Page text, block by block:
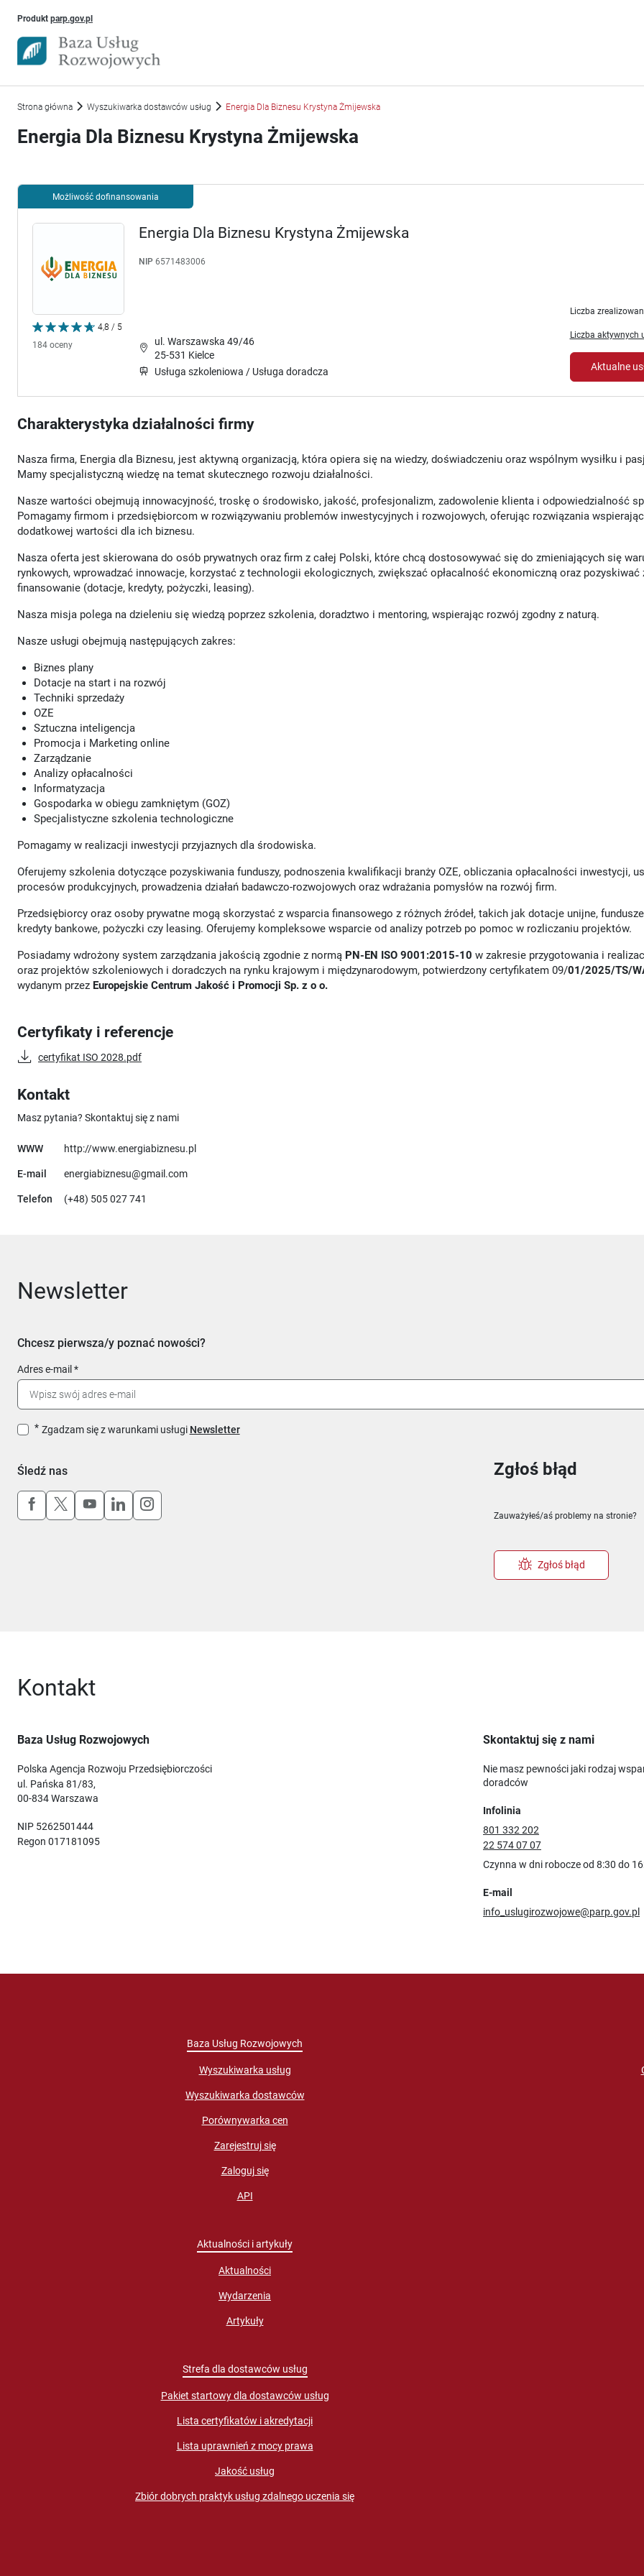
Produkt parp.gov.plUwaga, link otworzy się w nowym oknie
Strona główna Wyszukiwarka dostawców usług Energia Dla Biznesu Krystyna Żmijewska
Energia Dla Biznesu Krystyna Żmijewska
Możliwość dofinansowania
4,8 / 5
184 oceny
Energia Dla Biznesu Krystyna Żmijewska
NIP 6571483006
ul. Warszawska 49/46
25-531 Kielce
Usługa szkoleniowa / Usługa doradcza
Liczba
Liczba aktywnych
Aktualne
Charakterystyka działalności firmy
Nasza firma, Energia dla Biznesu, jest aktywną organizacją, która opiera się na wiedzy, doświadczeniu oraz wspólnym wysiłku i
Mamy specjalistyczną wiedzę na temat skutecznego rozwoju działalności.
Nasze wartości obejmują innowacyjność, troskę o środowisko, jakość, profesjonalizm, zadowolenie klienta i odpowiedzialność
Pomagamy firmom i przedsiębiorcom w rozwiązywaniu problemów inwestycyjnych i rozwojowych, oferując rozwiązania
dodatkowej wartości dla ich biznesu.
Nasza oferta jest skierowana do osób prywatnych oraz firm z całej Polski, które chcą dostosowywać się do zmieniających się
rynkowych, wprowadzać innowacje, korzystać z technologii ekologicznych, zwiększać opłacalność ekonomiczną oraz pozyskiwać
finansowanie (dotacje, kredyty, pożyczki, leasing).
Nasza misja polega na dzieleniu się wiedzą poprzez szkolenia, doradztwo i mentoring, wspierając rozwój zgodny z naturą.
Nasze usługi obejmują następujących zakres:
Biznes plany
Dotacje na start i na rozwój
Techniki sprzedaży
OZE
Sztuczna inteligencja
Promocja i Marketing online
Zarządzanie
Analizy opłacalności
Informatyzacja
Gospodarka w obiegu zamkniętym (GOZ)
Specjalistyczne szkolenia technologiczne
Pomagamy w realizacji inwestycji przyjaznych dla środowiska.
Oferujemy szkolenia dotyczące pozyskiwania funduszy, podnoszenia kwalifikacji branży OZE, obliczania opłacalności inwestycji,
procesów produkcyjnych, prowadzenia działań badawczo-rozwojowych oraz wdrażania pomysłów na rozwój firm.
Przedsiębiorcy oraz osoby prywatne mogą skorzystać z wsparcia finansowego z różnych źródeł, takich jak dotacje unijne,
kredyty bankowe, pożyczki czy leasing. Oferujemy kompleksowe wsparcie od analizy potrzeb po pomoc w rozliczaniu projektów.
Posiadamy wdrożony system zarządzania jakością zgodnie z normą PN-EN ISO 9001:2015-10 w zakresie przygotowania i
oraz projektów szkoleniowych i doradczych na rynku krajowym i międzynarodowym, potwierdzony certyfikatem 09/01/2025/TS/
wydanym przez Europejskie Centrum Jakość i Promocji Sp. z o o.
Certyfikaty i referencje
certyfikat ISO 2028.pdf
Kontakt
Masz pytania? Skontaktuj się z nami
WWW http://www.energiabiznesu.plUwaga, link otworzy się w nowym oknie
E-mail energiabiznesu@gmail.com
Telefon (+48) 505 027 741
Newsletter
Chcesz pierwsza/y poznać nowości?
Adres e-mail
Zgadzam się z warunkami usługi Newsletter
Śledź nas
Uwaga, link otworzy się w nowym oknie
Uwaga, link otworzy się w nowym oknie
Uwaga, link otworzy się w nowym oknie
Uwaga, link otworzy się w nowym oknie
Uwaga, link otworzy się w nowym oknie
Zgłoś błąd
Zauważyłeś/aś problemy na stronie?
Zgłoś błąd
Kontakt
Baza Usług Rozwojowych
Polska Agencja Rozwoju Przedsiębiorczości
ul. Pańska 81/83,
00-834 Warszawa
NIP 5262501444
Regon 017181095
Skontaktuj się z nami
Nie masz pewności jaki rodzaj
doradców
Infolinia
801 332 202
22 574 07 07
Czynna w dni robocze od 8:30 do
E-mail
info_uslugirozwojowe@parp.gov.pl
Baza Usług Rozwojowych
Wyszukiwarka usług
Wyszukiwarka dostawców
Porównywarka cen
Zarejestruj się
Zaloguj się
API
Aktualności i artykuły
Aktualności
Wydarzenia
Artykuły
Strefa dla dostawców usług
Pakiet startowy dla dostawców usług
Lista certyfikatów i akredytacji
Lista uprawnień z mocy prawa
Jakość usług
Zbiór dobrych praktyk usług zdalnego uczenia się